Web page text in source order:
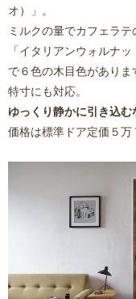
オ）
」。
ミルクの量でカフェラ
「イタリアンウォルナッ
で６色の木目色がありま
特寸にも対応。
ゆっくり静かに引き込む
価格は標準ドア定価５万